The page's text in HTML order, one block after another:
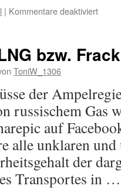
| Kommentare deaktiviertfür
bzw.
ToniW_1306
der
russischem Gas
auf
alle unklaren
der
Transportes in